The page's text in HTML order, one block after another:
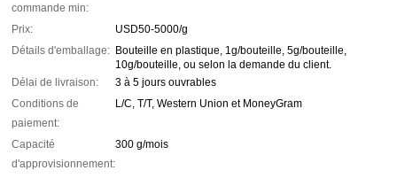
commande min:
Prix:
USD50-5000/g
Détails d'emballage: Bouteille en plastique, 1g/bouteille, 5g/bouteille,
10g/bouteille, ou selon la demande du client.
Délai de livraison:
3 à 5 jours ouvrables
Conditions de
paiement:
L/C, T/T, Western Union et MoneyGram
Capacité
d'approvisionnement:
300 g/mois